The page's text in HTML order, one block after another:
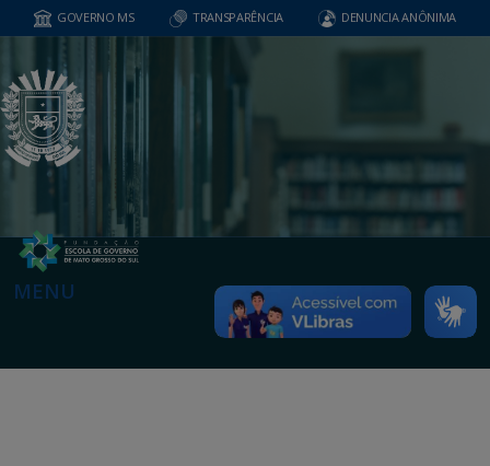
GOVERNO MS TRANSPARÊNCIA DENUNCIA ANÔNIMA
MENU